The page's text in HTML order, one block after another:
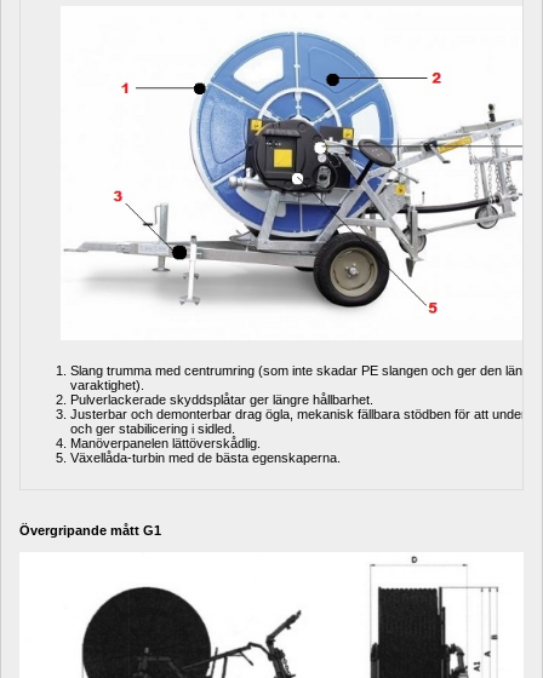
Slang trumma med centrumring (som inte skadar PE slangen och ger den längre
varaktighet).
Pulverlackerade skyddsplåtar ger längre hållbarhet.
Justerbar och demonterbar drag ögla, mekanisk fällbara stödben för att
och ger stabilicering i sidled.
Manöverpanelen lättöverskådlig.
Växellåda-turbin med de bästa egenskaperna.
Övergripande mått G1